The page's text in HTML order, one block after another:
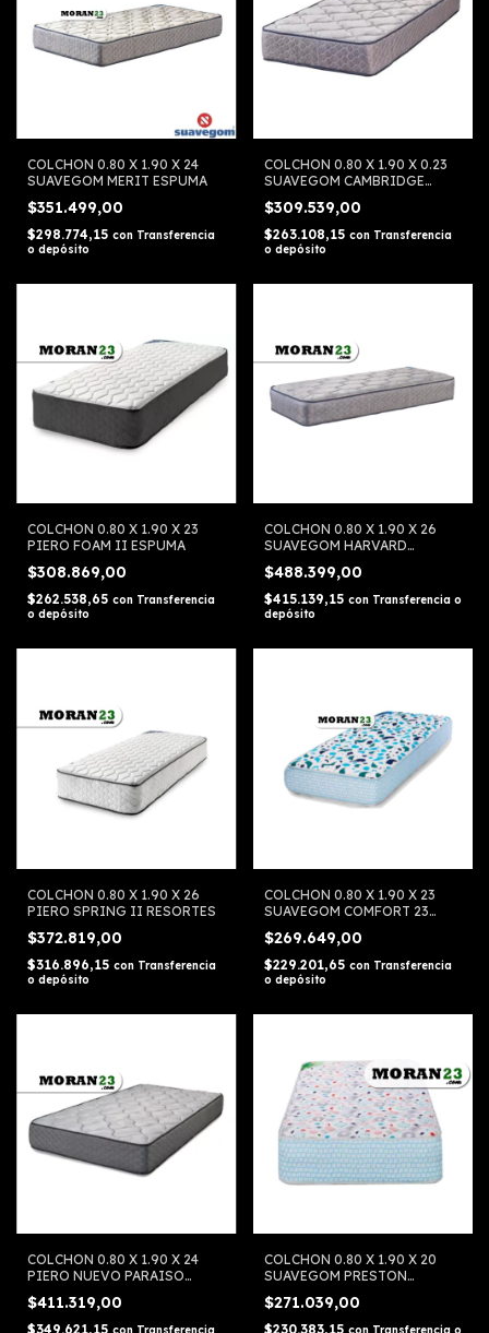
COLCHON 0.80 X 1.90 X 24
SUAVEGOM MERIT ESPUMA
$351.499,00
$298.774,15 con Transferencia
o depósito
COLCHON 0.80 X 1.90 X 0.23
SUAVEGOM CAMBRIDGE
$309.539,00
$263.108,15 con Transferencia
o depósito
COLCHON 0.80 X 1.90 X 23
PIERO FOAM II ESPUMA
$308.869,00
$262.538,65 con Transferencia
o depósito
COLCHON 0.80 X 1.90 X 26
SUAVEGOM HARVARD
RESORTES
$488.399,00
$415.139,15 con Transferencia o
depósito
COLCHON 0.80 X 1.90 X 26
PIERO SPRING II RESORTES
$372.819,00
$316.896,15 con Transferencia
o depósito
COLCHON 0.80 X 1.90 X 23
SUAVEGOM COMFORT 23
$269.649,00
$229.201,65 con Transferencia
o depósito
COLCHON 0.80 X 1.90 X 24
PIERO NUEVO PARAISO
ESPUMA
$411.319,00
$349.621,15
COLCHON 0.80 X 1.90 X 20
SUAVEGOM PRESTON
RESORTES
$271.039,00
$230.383,15